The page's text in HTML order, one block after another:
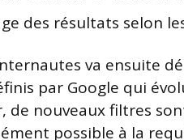
des résultats selon
va ensuite
par Google qui
de nouveaux filtres
possible à la